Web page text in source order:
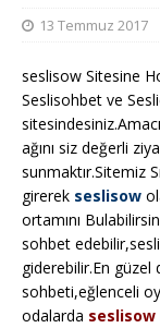
13 Temmuz 2017
seslisow Sitesine
Seslisohbet ve
ağını siz değerli
sunmaktır.Sitemiz
girerek seslisow
ortamını
sohbet
giderebilir.En güzel
sohbeti,eğlenceli
odalarda seslisow